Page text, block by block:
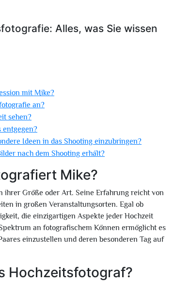
Alles, was Sie wissen
mit Mike?
an?
sehen?
entgegen?
Ideen in das Shooting einzubringen?
nach dem Shooting erhält?
Mike?
ihrer Größe oder Art. Seine Erfahrung reicht von
in großen Veranstaltungsorten. Egal ob
die einzigartigen Aspekte jeder Hochzeit
an fotografischem Können ermöglicht es
einzustellen und deren besonderen Tag auf
Hochzeitsfotograf?